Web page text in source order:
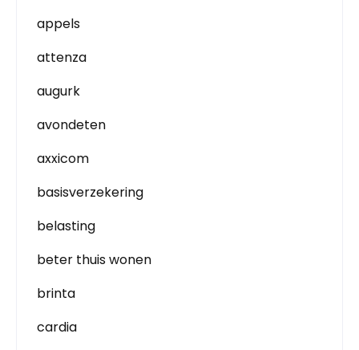
appels
attenza
augurk
avondeten
axxicom
basisverzekering
belasting
beter thuis wonen
brinta
cardia